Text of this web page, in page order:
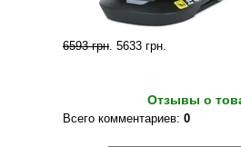
6593 грн. 5633 грн.
Отзывы о
Всего комментариев: 0